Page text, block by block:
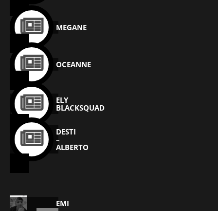
MEGANE
OCEANNE
ELY
BLACKSQUAD
DESTI
–
ALBERTO
EMI